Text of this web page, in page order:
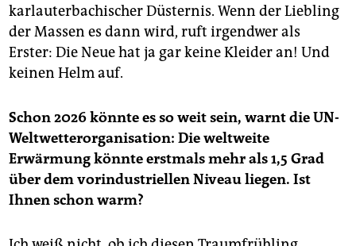
karlauterbachischer Düsternis. Wenn der Liebling
der Massen es dann wird, ruft irgendwer als
Erster: Die Neue hat ja gar keine Kleider an! Und
keinen Helm auf.
Schon 2026 könnte es so weit sein, warnt die UN-
Weltwetterorganisation: Die weltweite
Erwärmung könnte erstmals mehr als 1,5 Grad
über dem vorindustriellen Niveau liegen. Ist
Ihnen schon warm?